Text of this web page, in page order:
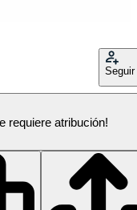
Seguir
requiere atribución!